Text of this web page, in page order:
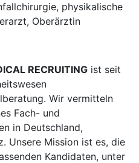
physikalische
Oberärztin
RECRUITING ist seit
Wir vermitteln
Fach- und
in Deutschland,
Unsere Mission ist es, die
Kandidaten, unter